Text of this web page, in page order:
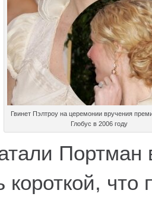
Гвинет Пэлтроу на церемонии вручения
Глобус в 2006 году
Портман
короткой, что